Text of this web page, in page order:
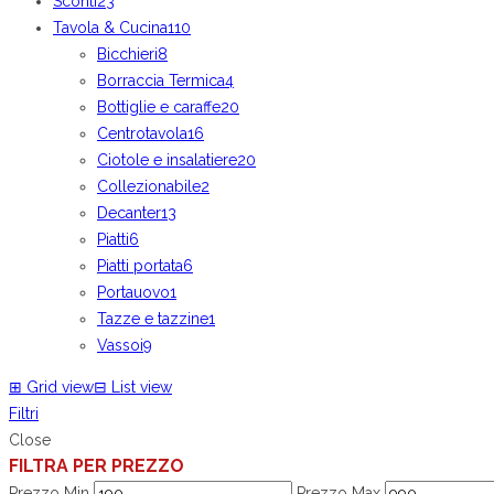
Tavola & Cucina110
Bicchieri8
Borraccia Termica4
Bottiglie e caraffe20
Centrotavola16
Ciotole e insalatiere20
Collezionabile2
Decanter13
Piatti6
Piatti portata6
Portauovo1
Tazze e tazzine1
Vassoi9
⊞ Grid view⊟
List view
Filtri
Close
FILTRA PER PREZZO